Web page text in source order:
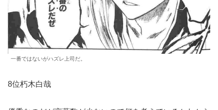
一番ではないがハズレ上司だ。
8位朽木白哉